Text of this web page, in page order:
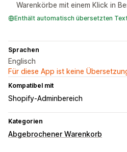
Warenkörbe mit einem Klick in
Enthält automatisch übersetzten
Sprachen
Englisch
Für diese App ist keine
Kompatibel mit
Shopify-Adminbereich
Kategorien
Abgebrochener Warenkorb